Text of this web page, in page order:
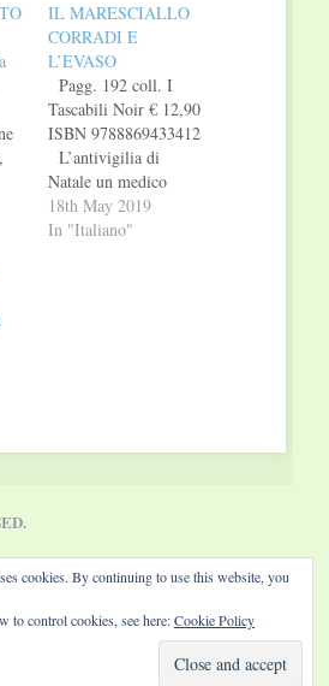
IL MARESCIALLO
CORRADI E
L’EVASO
Pagg. 192 coll. I
Tascabili Noir € 12,90
ISBN 9788869433412
L’antivigilia di
Natale un medico
“guaritore” già radiato
dall’Albo entra nel
18th May 2019
In "Italiano"
cookies. By continuing to use this website, you
to control cookies, see here:Cookie Policy